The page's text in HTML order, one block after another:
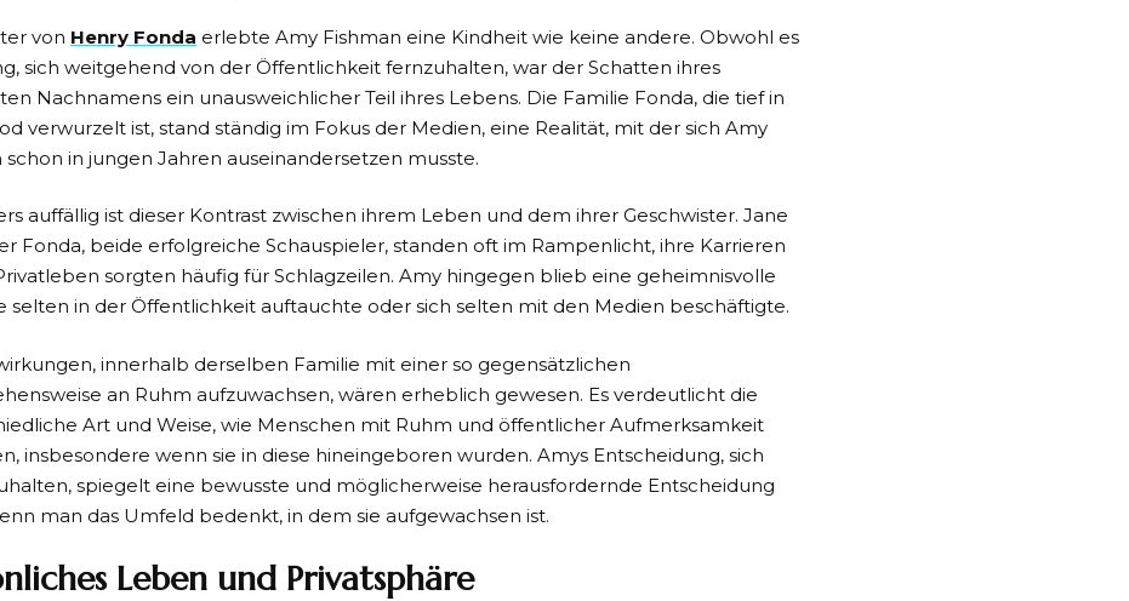
von Henry Fonda erlebte Amy Fishman eine Kindheit wie keine andere. Obwohl es
sich weitgehend von der Öffentlichkeit fernzuhalten, war der Schatten ihres
Nachnamens ein unausweichlicher Teil ihres Lebens. Die Familie Fonda, die tief in
verwurzelt ist, stand ständig im Fokus der Medien, eine Realität, mit der sich Amy
schon in jungen Jahren auseinandersetzen musste.
auffällig ist dieser Kontrast zwischen ihrem Leben und dem ihrer Geschwister. Jane
Fonda, beide erfolgreiche Schauspieler, standen oft im Rampenlicht, ihre Karrieren
sorgten häufig für Schlagzeilen. Amy hingegen blieb eine geheimnisvolle
selten in der Öffentlichkeit auftauchte oder sich selten mit den Medien beschäftigte.
innerhalb derselben Familie mit einer so gegensätzlichen
an Ruhm aufzuwachsen, wären erheblich gewesen. Es verdeutlicht die
Art und Weise, wie Menschen mit Ruhm und öffentlicher Aufmerksamkeit
insbesondere wenn sie in diese hineingeboren wurden. Amys Entscheidung, sich
spiegelt eine bewusste und möglicherweise herausfordernde Entscheidung
man das Umfeld bedenkt, in dem sie aufgewachsen ist.
Leben und Privatsphäre